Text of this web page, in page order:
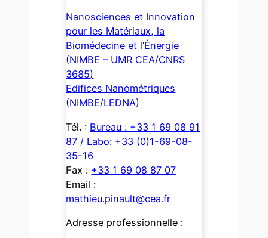
Nanosciences et Innovation
pour les Matériaux, la
Biomédecine et l’Énergie
(NIMBE – UMR CEA/CNRS
3685)
Edifices Nanométriques
(NIMBE/LEDNA)
Tél. : Bureau : +33 1 69 08 91
87 / Labo: +33 (0)1-69-08-
35-16
Fax : +33 1 69 08 87 07
Email :
mathieu.pinault@cea.fr
Adresse professionnelle :